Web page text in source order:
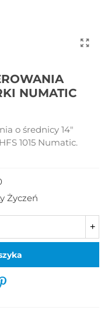
NUMATIC
o średnicy 14"
1015 Numatic.
Życzeń
+